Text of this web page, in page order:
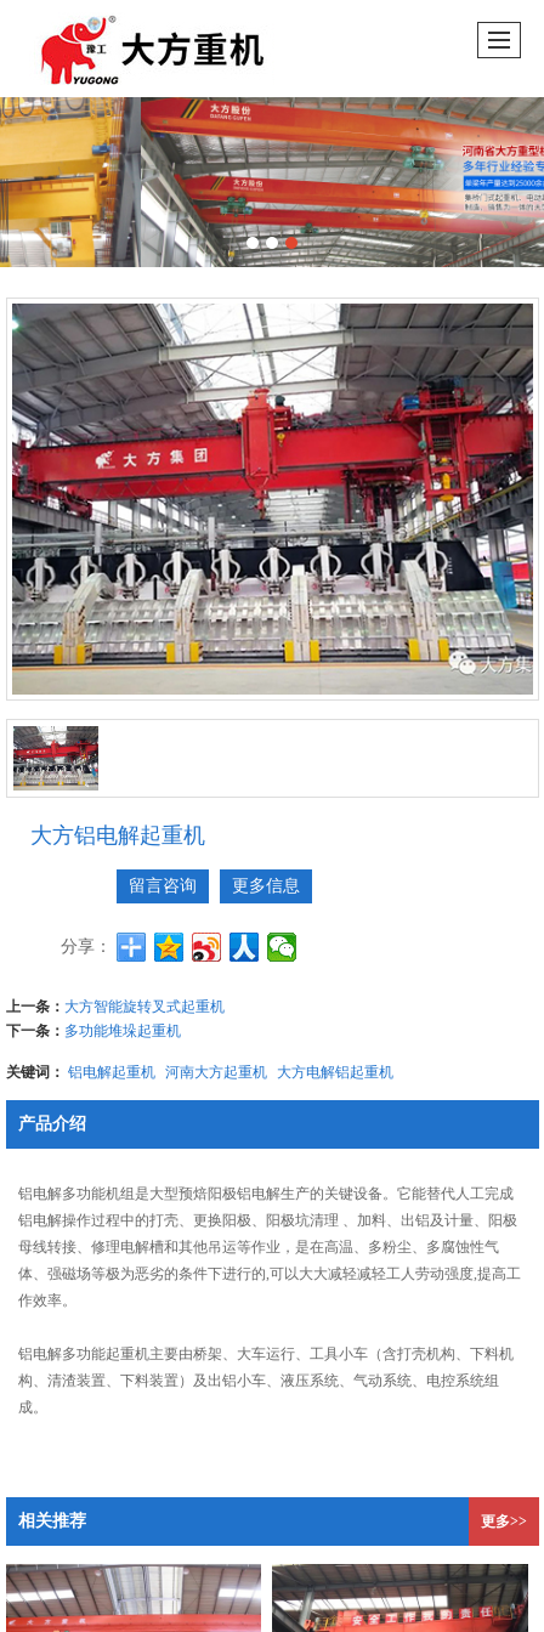
大方铝电解起重机
留言咨询 更多信息
分享：
上一条： 大方智能旋转叉式起重机
下一条： 多功能堆垛起重机
关键词： 铝电解起重机 河南大方起重机 大方电解铝起重机
产品介绍
铝电解多功能机组是大型预焙阳极铝电解生产的关键设备。它能替代人工完成
铝电解操作过程中的打壳、更换阳极、阳极坑清理 、加料、出铝及计量、阳极
母线转接、修理电解槽和其他吊运等作业，是在高温、多粉尘、多腐蚀性气
体、强磁场等极为恶劣的条件下进行的,可以大大减轻减轻工人劳动强度,提高工
作效率。
铝电解多功能起重机主要由桥架、大车运行、工具小车（含打壳机构、下料机
构、清渣装置、下料装置）及出铝小车、液压系统、气动系统、电控系统组
成。
相关推荐 更多>>